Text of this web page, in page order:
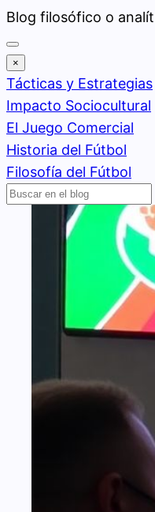
Saltar
al
contenido
Blog filosófico o
×
Tácticas y Estrategias
Impacto Sociocultural
El Juego Comercial
Historia del Fútbol
Filosofía del Fútbol
Buscar